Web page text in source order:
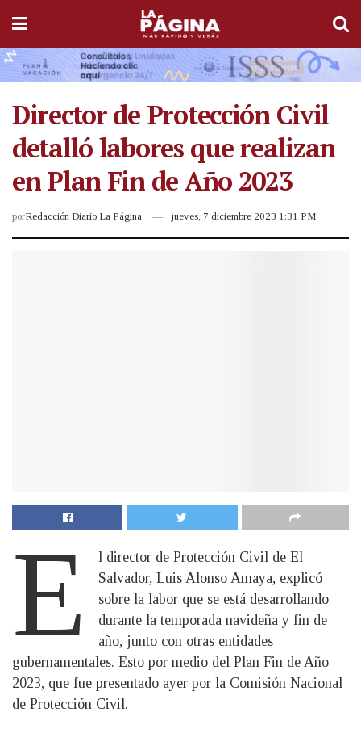
Director de Protección Civil
detalló labores que realizan
en Plan Fin de Año 2023
porRedacción Diario La Página jueves, 7 diciembre 2023 1:31 PM
E
l director de Protección Civil de El
Salvador, Luis Alonso Amaya, explicó
sobre la labor que se está desarrollando
durante la temporada navideña y fin de
año, junto con otras entidades
gubernamentales. Esto por medio del Plan Fin de Año
2023, que fue presentado ayer por la Comisión Nacional
de Protección Civil.